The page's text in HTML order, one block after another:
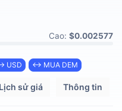
Cao: $0.002577
USD ↔ MUA DEM
Lịch sử giá Thông tin